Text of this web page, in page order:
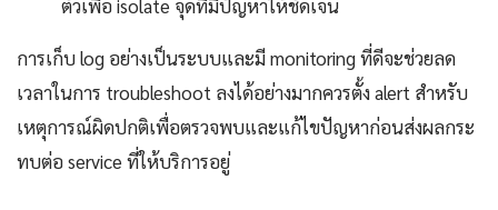
ตัวเพื่อ isolate จุดที่มีปัญหาให้ชัดเจน
การเก็บ log อย่างเป็นระบบและมี monitoring ที่ดีจะช่วยลด
เวลาในการ troubleshoot ลงได้อย่างมากควรตั้ง alert สำหรับ
เหตุการณ์ผิดปกติเพื่อตรวจพบและแก้ไขปัญหาก่อนส่งผลกระ
ทบต่อ service ที่ให้บริการอยู่